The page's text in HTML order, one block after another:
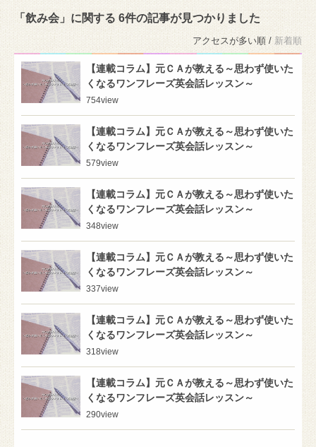
「飲み会」に関する 6件の記事が見つかりました
アクセスが多い順 / 新着順
【連載コラム】元ＣＡが教える～思わず使いた
くなるワンフレーズ英会話レッスン～
754view
【連載コラム】元ＣＡが教える～思わず使いた
くなるワンフレーズ英会話レッスン～
579view
【連載コラム】元ＣＡが教える～思わず使いた
くなるワンフレーズ英会話レッスン～
348view
【連載コラム】元ＣＡが教える～思わず使いた
くなるワンフレーズ英会話レッスン～
337view
【連載コラム】元ＣＡが教える～思わず使いた
くなるワンフレーズ英会話レッスン～
318view
【連載コラム】元ＣＡが教える～思わず使いた
くなるワンフレーズ英会話レッスン～
290view